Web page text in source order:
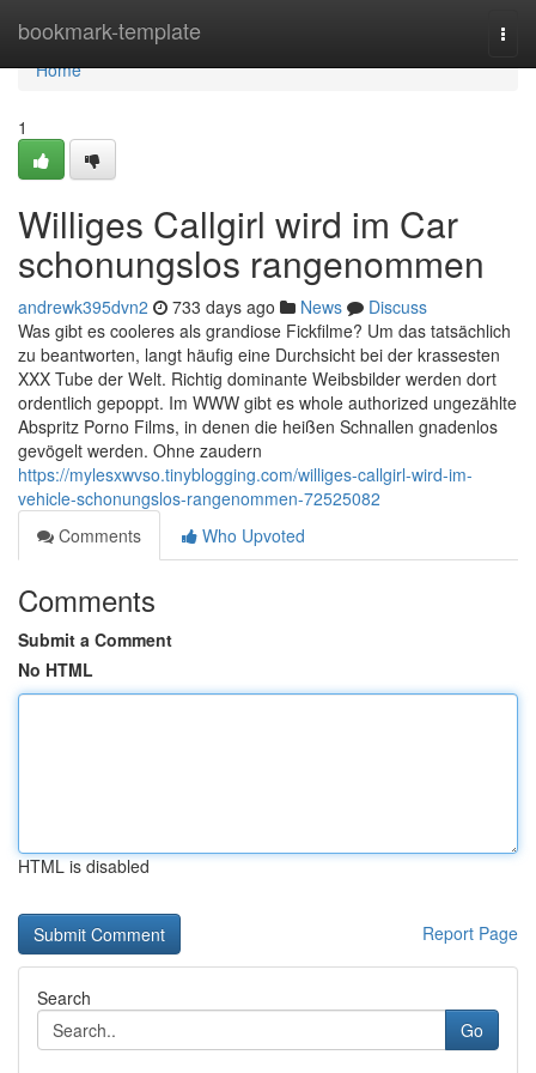
bookmark-template
Home
Home
1
Williges Callgirl wird im Car
schonungslos rangenommen
andrewk395dvn2 733 days ago News
Discuss
Was gibt es cooleres als grandiose Fickfilme? Um das tatsächlich
zu beantworten, langt häufig eine Durchsicht bei der krassesten
XXX Tube der Welt. Richtig dominante Weibsbilder werden dort
ordentlich gepoppt. Im WWW gibt es whole authorized ungezählte
Abspritz Porno Films, in denen die heißen Schnallen gnadenlos
gevögelt werden. Ohne zaudern
https://mylesxwvso.tinyblogging.com/williges-callgirl-wird-im-
vehicle-schonungslos-rangenommen-72525082
Comments
Who Upvoted
Comments
Submit a Comment
No HTML
HTML is disabled
Report Page
Search
Go